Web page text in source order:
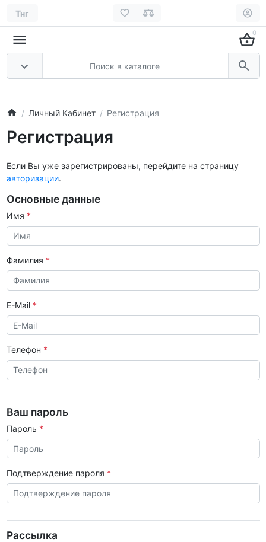
Тнг
0
Личный Кабинет Регистрация
Регистрация
Если Вы уже зарегистрированы, перейдите на страницу
авторизации.
Основные данные
Имя
Фамилия
E-Mail
Телефон
Ваш пароль
Пароль
Подтверждение пароля
Рассылка